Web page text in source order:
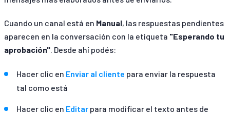
Cuando un canal está en Manual, las respuestas pendientes
aparecen en la conversación con la etiqueta "Esperando tu
aprobación" . Desde ahí podés:
Hacer clic en Enviar al cliente para enviar la respuesta
tal como está
Hacer clic en Editar para modificar el texto antes de